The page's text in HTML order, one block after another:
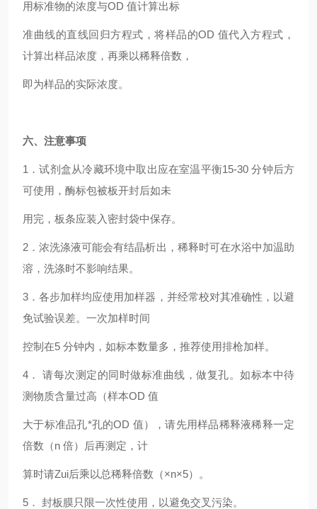
用标准物的浓度与OD 值计算出标
准曲线的直线回归方程式，将样品的OD 值代入方程式，
计算出样品浓度，再乘以稀释倍数，
即为样品的实际浓度。
六、注意事项
1 ．试剂盒从冷藏环境中取出应在室温平衡15-30 分钟后方
可使用，酶标包被板开封后如未
用完，板条应装入密封袋中保存。
2 ．浓洗涤液可能会有结晶析出，稀释时可在水浴中加温助
溶，洗涤时不影响结果。
3 ．各步加样均应使用加样器，并经常校对其准确性，以避
免试验误差。一次加样时间
控制在5 分钟内，如标本数量多，推荐使用排枪加样。
4 ． 请每次测定的同时做标准曲线，做复孔。如标本中待
测物质含量过高（样本OD 值
大于标准品孔*孔的OD 值），请先用样品稀释液稀释一定
倍数（n 倍）后再测定，计
算时请Zui后乘以总稀释倍数（×n×5）。
5 ． 封板膜只限一次性使用，以避免交叉污染。